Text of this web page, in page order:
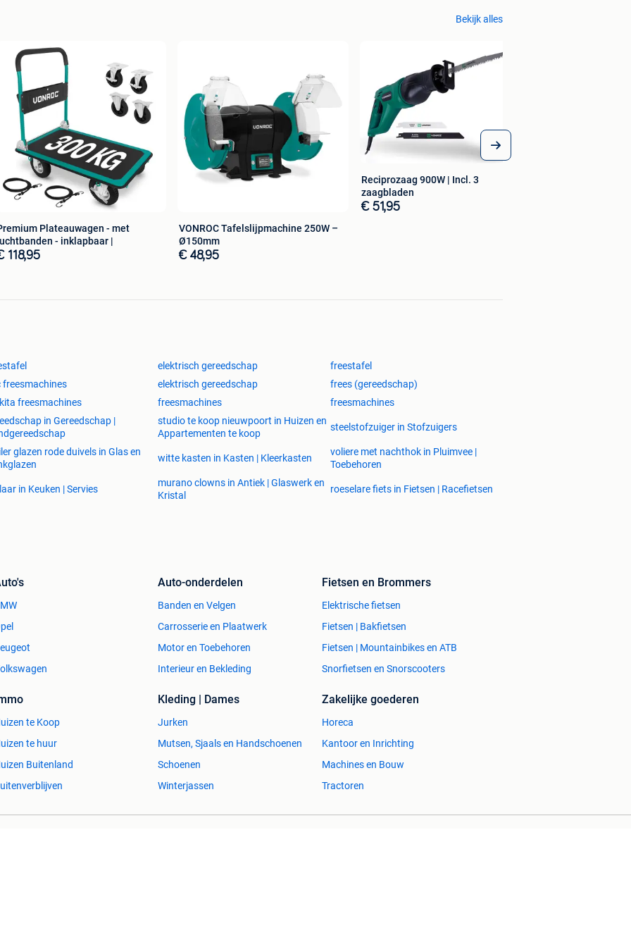
(1/2”), Ø19mm (3/4”), Ø25mm (1”), Ø32mm (1-
te bevestigen
van je bestelling volgen. Je bestelling wordt
ons magazijn meegegeven aan de pakketdienst
het afleveradres.
middels de Predict service van DPD. Ontvang
met daarin het tijdvak van de bezorging, op 1 uur
te wachten op de bezorger!
Bekijk alles
Plateauwagen - met
luchtbanden - inklapbaar |
118,95
VONROC Tafelslijpmachine 250W –
Ø150mm
€ 48,95
Reciprozaag 900W | Incl. 3
zaagbladen
€ 51,95
elektrisch gereedschap
freestafel
freesmachines elektrisch gereedschap
frees (gereedschap)
freesmachines freesmachines freesmachines
in Gereedschap |
studio te koop nieuwpoort in Huizen en
Appartementen te koop
steelstofzuiger in Stofzuigers
glazen rode duivels in Glas en
witte kasten in Kasten | Kleerkasten
voliere met nachthok in Pluimvee |
Toebehoren
in Keuken | Servies
murano clowns in Antiek | Glaswerk en
Kristal
roeselare fiets in Fietsen | Racefietsen
Auto-onderdelen
Banden en Velgen
Carrosserie en Plaatwerk
Motor en Toebehoren
Interieur en Bekleding
Fietsen en Brommers
Elektrische fietsen
Fietsen | Bakfietsen
Fietsen | Mountainbikes en ATB
Snorfietsen en Snorscooters
te Koop
te huur
Buitenland
Kleding | Dames
Jurken
Mutsen, Sjaals en Handschoenen
Schoenen
Winterjassen
Zakelijke goederen
Horeca
Kantoor en Inrichting
Machines en Bouw
Tractoren